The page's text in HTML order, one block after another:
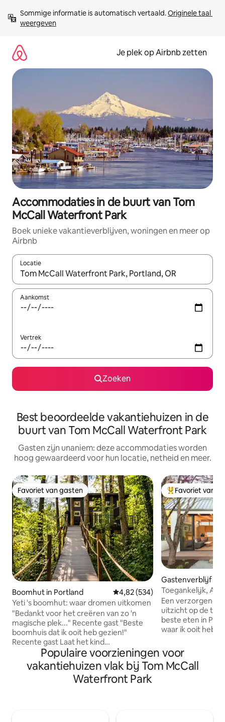
direct
naar
Sommige informatie is automatisch vertaald. Originele taal
weergeven
Je plek op Airbnb zetten
Accommodaties in de buurt van Tom
McCall Waterfront Park
Boek unieke vakantieverblijven, woningen en meer op
Airbnb
Locatie
Wanneer er resultaten beschikbaar zijn, maak je een keuze
Aankomst
Vertrek
Zoeken
Best beoordeelde vakantiehuizen in de
buurt van Tom McCall Waterfront Park
Gasten zijn unaniem: deze accommodaties worden
hoog gewaardeerd voor hun locatie, netheid en meer.
Favoriet van gasten
Favoriet van gasten
Boomhut in Portland Gemiddelde beoordeling van
4,82 (534)
Yeti 's boomhut: waar dromen uitkomen
"Bedankt voor het creëren van zo 'n
magische plek..." Recente gast "Beste
boomhuis dat ik ooit heb gezien!"
Recente gast Laat het kind
binnenkomen om te spelen in dit echte
boomhuis dat wordt opgehouden door
vier bomen, 18 voet van de grond.
Ritslijn naar beneden of neem een
Topfavoriet van
Favoriet van
Gastenverblijf in
Toegankelijk,
Urban Garden
Een verzorgende
uitzicht op de
beste eten in Portland. "De
waar ik ooit heb
of Architects
Webster Wilson -
Europese
Populaire voorzieningen voor
vakantiehuizen vlak bij Tom McCall
Waterfront Park